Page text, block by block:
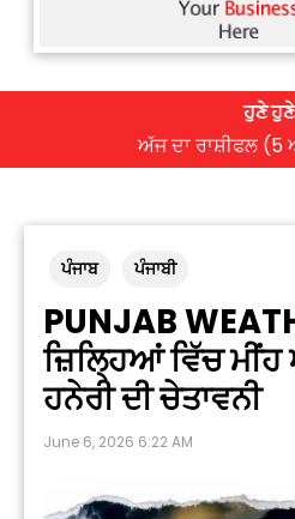
ਹੁਣੇ ਹੁਣੇ
ਅੱਜ ਦਾ ਰਾਸ਼ੀਫਲ (5 ਅਗਸਤ
ਪੰਜਾਬ ਪੰਜਾਬੀ
PUNJAB
ਜ਼ਿਲ੍ਹਿਆਂ ਵਿੱਚ
ਹਨੇਰੀ ਦੀ ਚੇਤਾਵਨੀ
June 6, 2026 6:22 AM